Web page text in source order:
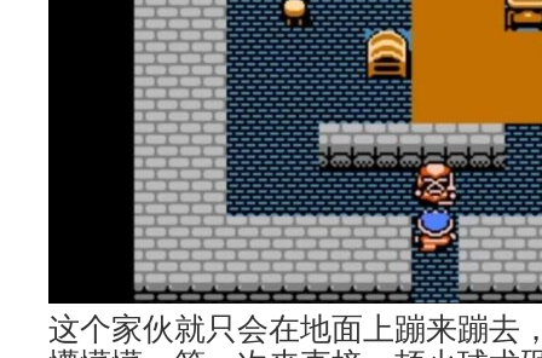
这个家伙就只会在地面上蹦来蹦去